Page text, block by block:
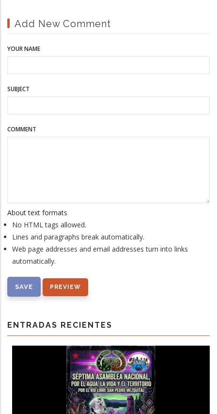
Add New Comment
YOUR NAME
SUBJECT
COMMENT
About text formats
No HTML tags allowed.
Lines and paragraphs break automatically.
Web page addresses and email addresses turn into links
automatically.
ENTRADAS RECIENTES